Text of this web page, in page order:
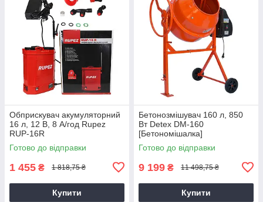
Обприскувач акумуляторний
16 л, 12 В, 8 А/год Rupez
RUP-16R
Готово до відправки
1 455 ₴ 1 818,75 ₴
Купити
Бетонозмішувач 160 л, 850
Вт Detex DM-160
[Бетономішалка]
Готово до відправки
9 199 ₴ 11 498,75 ₴
Купити